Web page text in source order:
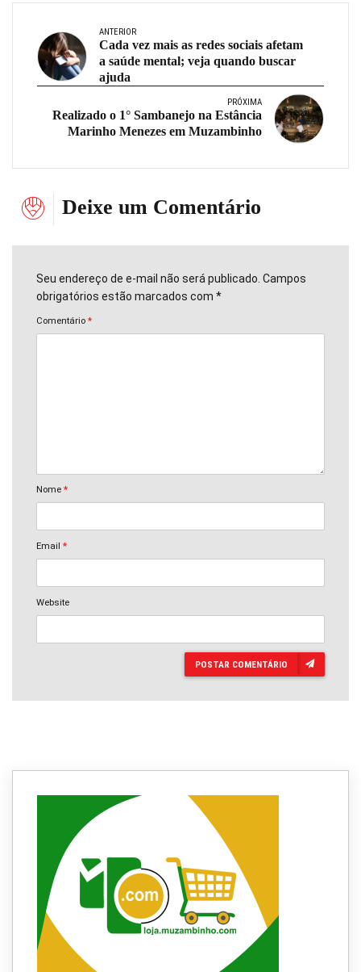
ANTERIOR
Cada vez mais as redes sociais afetam
a saúde mental; veja quando buscar
ajuda
PRÓXIMA
Realizado o 1° Sambanejo na Estância
Marinho Menezes em Muzambinho
Deixe um Comentário
Seu endereço de e-mail não será publicado. Campos
obrigatórios estão marcados com *
Comentário *
Nome *
Email *
Website
POSTAR COMENTÁRIO